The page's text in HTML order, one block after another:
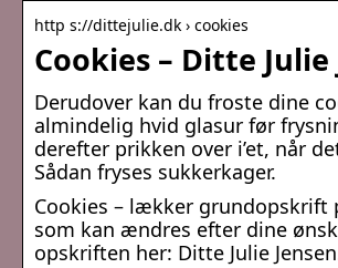
http s://dittejulie.dk › cookies
Cookies – Ditte Julie
Derudover kan du froste dine
almindelig hvid glasur før
derefter prikken over i’et, når
Sådan fryses sukkerkager.
Cookies – lækker grundopskrift
som kan ændres efter dine
opskriften her: Ditte Julie